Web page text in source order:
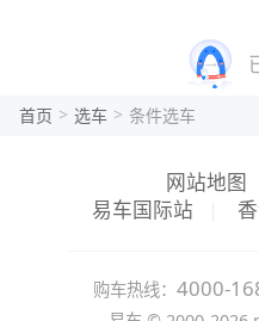
首页 > 选车 > 条件选车
网站地图
易车国际站
购车热线： 4000-